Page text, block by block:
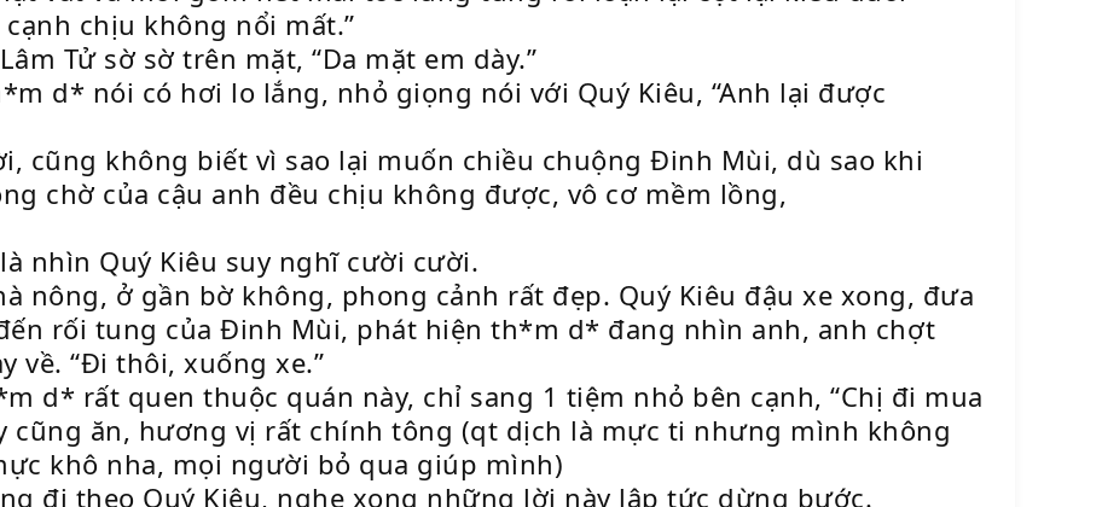
chịu không nổi mất.”
Tử sờ sờ trên mặt, “Da mặt em dày.”
d* nói có hơi lo lắng, nhỏ giọng nói với Quý Kiêu, “Anh lại được
cũng không biết vì sao lại muốn chiều chuộng Đinh Mùi, dù sao khi
chờ của cậu anh đều chịu không được, vô cơ mềm lồng,
nhìn Quý Kiêu suy nghĩ cười cười.
nông, ở gần bờ không, phong cảnh rất đẹp. Quý Kiêu đậu xe xong, đưa
rối tung của Đinh Mùi, phát hiện th*m d* đang nhìn anh, anh chợt
về. “Đi thôi, xuống xe.”
d* rất quen thuộc quán này, chỉ sang 1 tiệm nhỏ bên cạnh, “Chị đi mua
cũng ăn, hương vị rất chính tông (qt dịch là mực ti nhưng mình không
khô nha, mọi người bỏ qua giúp mình)
đi theo Quý Kiêu, nghe xong những lời này lập tức dừng bước.